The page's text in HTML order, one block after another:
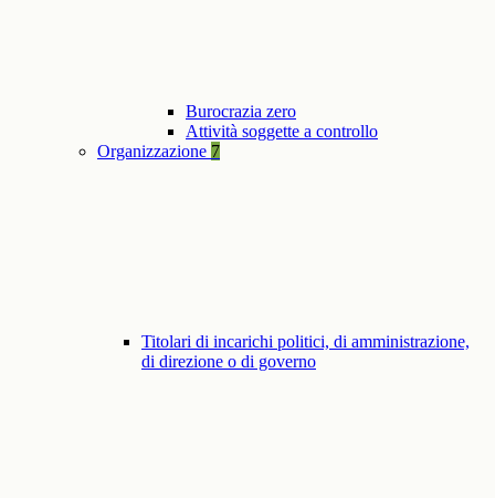
Burocrazia zero
Attività soggette a controllo
Organizzazione 7
Titolari di incarichi politici, di amministrazione,
di direzione o di governo